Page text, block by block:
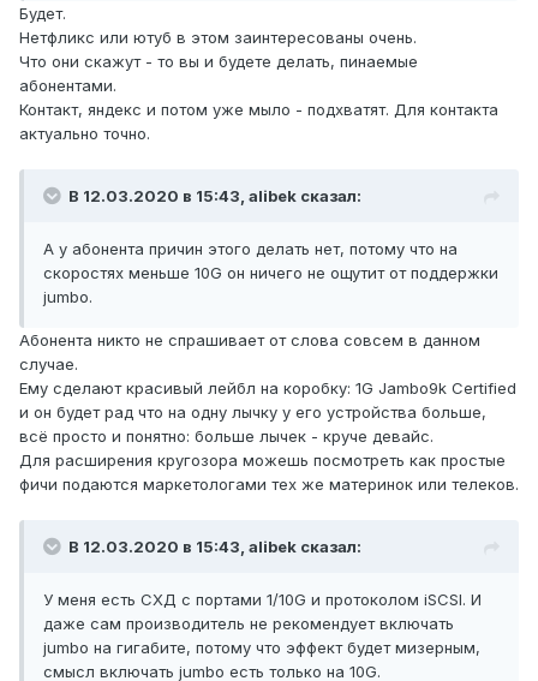
Будет.
Нетфликс или ютуб в этом заинтересованы очень.
Что они скажут - то вы и будете делать, пинаемые
абонентами.
Контакт, яндекс и потом уже мыло - подхватят. Для контакта
актуально точно.
В 12.03.2020 в 15:43, alibek сказал:
А у абонента причин этого делать нет, потому что на
скоростях меньше 10G он ничего не ощутит от поддержки
jumbo.
Абонента никто не спрашивает от слова совсем в данном
случае.
Ему сделают красивый лейбл на коробку: 1G Jambo9k Certified
и он будет рад что на одну лычку у его устройства больше,
всё просто и понятно: больше лычек - круче девайс.
Для расширения кругозора можешь посмотреть как простые
фичи подаются маркетологами тех же материнок или телеков.
В 12.03.2020 в 15:43, alibek сказал:
У меня есть СХД с портами 1/10G и протоколом iSCSI. И
даже сам производитель не рекомендует включать
jumbo на гигабите, потому что эффект будет мизерным,
смысл включать jumbo есть только на 10G.